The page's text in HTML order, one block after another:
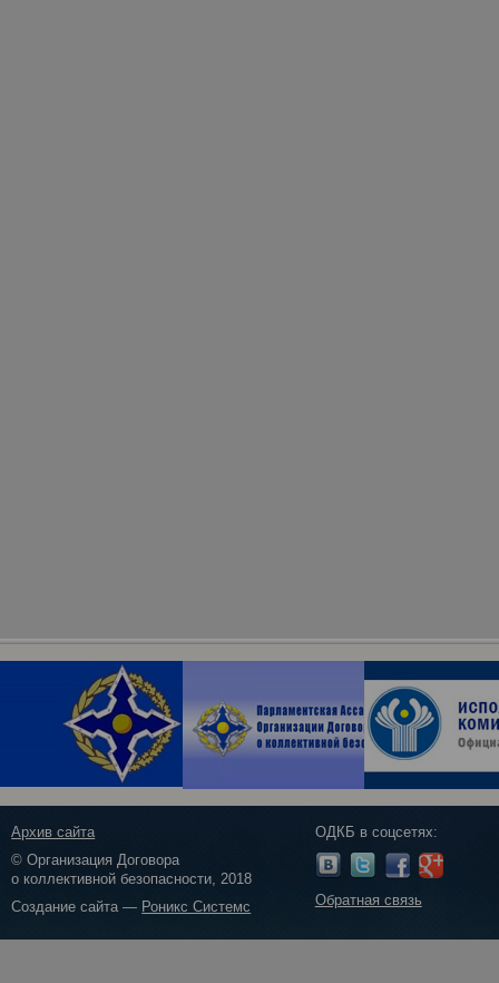
Архив сайта
© Организация Договора
о коллективной безопасности, 2018
Создание сайта — Роникс Системс
ОДКБ в соцсетях:
Обратная связь